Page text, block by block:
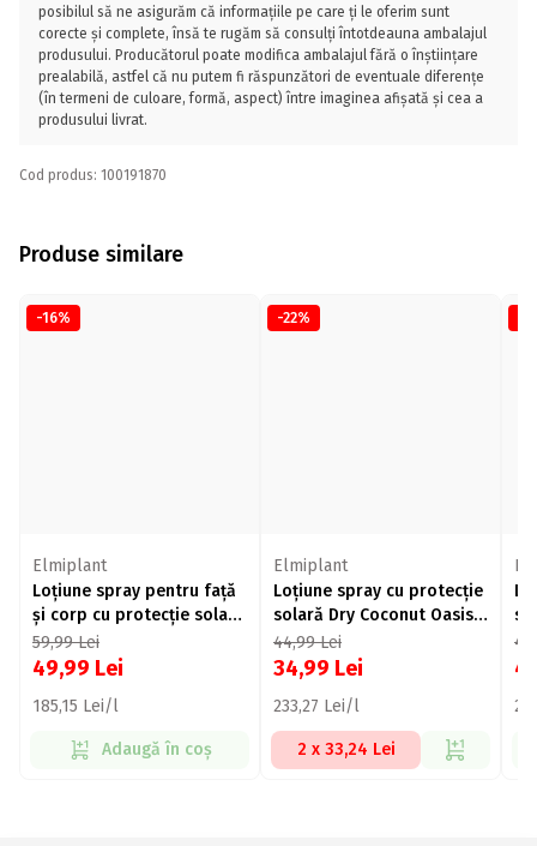
posibilul să ne asigurăm că informațiile pe care ți le oferim sunt
corecte și complete, însă te rugăm să consulți întotdeauna ambalajul
produsului. Producătorul poate modifica ambalajul fără o înștiințare
prealabilă, astfel că nu putem fi răspunzători de eventuale diferențe
(în termeni de culoare, formă, aspect) între imaginea afișată și cea a
produsului livrat.
Cod produs: 100191870
Produse similare
-16%
Elmiplant
Loțiune spray pentru față
și corp cu protecție solară
Family SPF 50, 270ml
59,99Lei
49,99 Lei
185,15 Lei/l
Adaugă în coș
-22%
Elmiplant
Loțiune spray cu protecție
solară Dry Coconut Oasis
SPF 50, 150ml
44,99Lei
34,99 Lei
233,27 Lei/l
2 x 33,24 Lei